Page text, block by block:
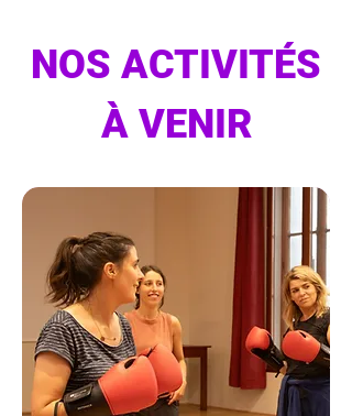
NOS ACTIVITÉS
À VENIR